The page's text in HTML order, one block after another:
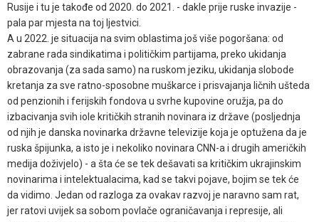
Rusije i tu je takođe od 2020. do 2021. - dakle prije ruske invazije -
pala par mjesta na toj ljestvici.
A u 2022. je situacija na svim oblastima još više pogoršana: od
zabrane rada sindikatima i političkim partijama, preko ukidanja
obrazovanja (za sada samo) na ruskom jeziku, ukidanja slobode
kretanja za sve ratno-sposobne muškarce i prisvajanja ličnih ušteda
od penzionih i ferijskih fondova u svrhe kupovine oružja, pa do
izbacivanja svih iole kritičkih stranih novinara iz države (posljednja
od njih je danska novinarka državne televizije koja je optužena da je
ruska špijunka, a isto je i nekoliko novinara CNN-a i drugih američkih
medija doživjelo) - a šta će se tek dešavati sa kritičkim ukrajinskim
novinarima i intelektualacima, kad se takvi pojave, bojim se tek će
da vidimo. Jedan od razloga za ovakav razvoj je naravno sam rat,
jer ratovi uvijek sa sobom povlače ograničavanja i represije, ali